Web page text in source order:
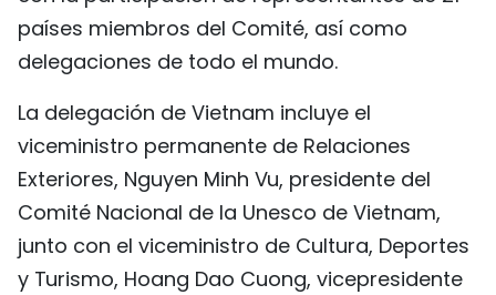
ENGLISH
中文
FRANÇAIS
РУССКИЙ
países miembros del Comité, así como
delegaciones de todo el mundo.
La delegación de Vietnam incluye el
viceministro permanente de Relaciones
Exteriores, Nguyen Minh Vu, presidente del
Comité Nacional de la Unesco de Vietnam,
junto con el viceministro de Cultura, Deportes
y Turismo, Hoang Dao Cuong, vicepresidente